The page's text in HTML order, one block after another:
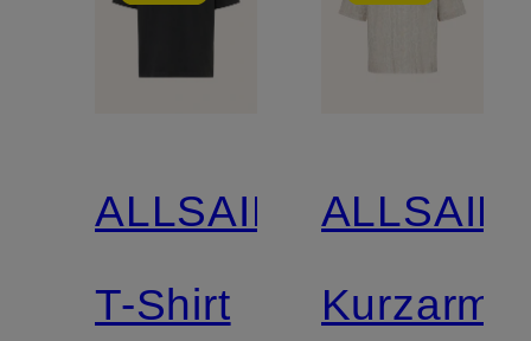
ALLSAINTS
T-Shirt
Kurzarm-